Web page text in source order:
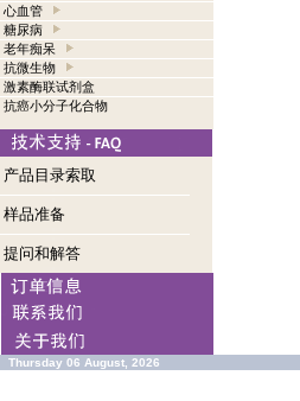
心血管
糖尿病
老年痴呆
抗微生物
激素酶联试剂盒
抗癌小分子化合物
产品目录索取
样品准备
提问和解答
Thursday 06 August, 2026